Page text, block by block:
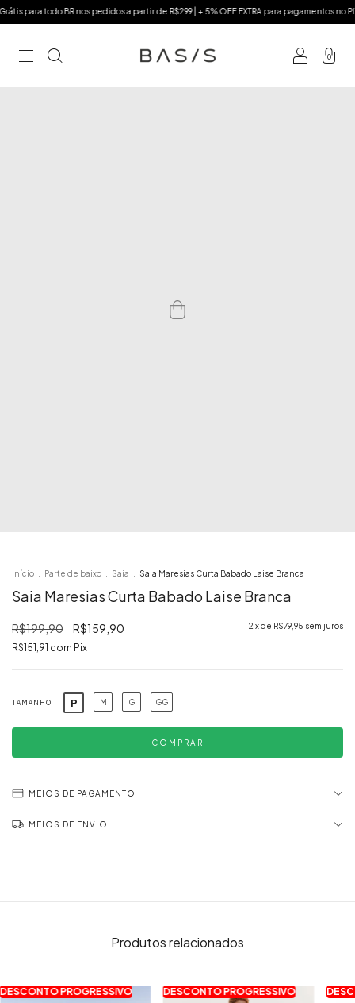
para todo BR nos pedidos a partir de R$299 | + 5% OFF EXTRA para pagamentos no PIX
0
Início Parte de baixo Saia Saia Maresias Curta Babado Laise Branca
Saia Maresias Curta Babado Laise Branca
R$199,90 R$159,90
R$151,91 com Pix
2 x de R$79,95 sem juros
TAMANHO P M G GG
MEIOS DE PAGAMENTO
MEIOS DE ENVIO
Produtos relacionados
DESCONTO PROGRESSIVO DESCONTO PROGRESSIVO